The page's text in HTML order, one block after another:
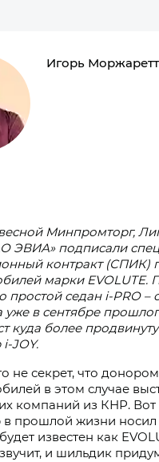
Игорь
Минпромторг,
ЭВИА» подписали
контракт (СПИК)
марки EVOLUTE.
простой седан i‑PRO –
уже в сентябре
куда более
не секрет, что
в этом случае
компаний из КНР. Вот
в прошлой жизни
известен как
и шильдик